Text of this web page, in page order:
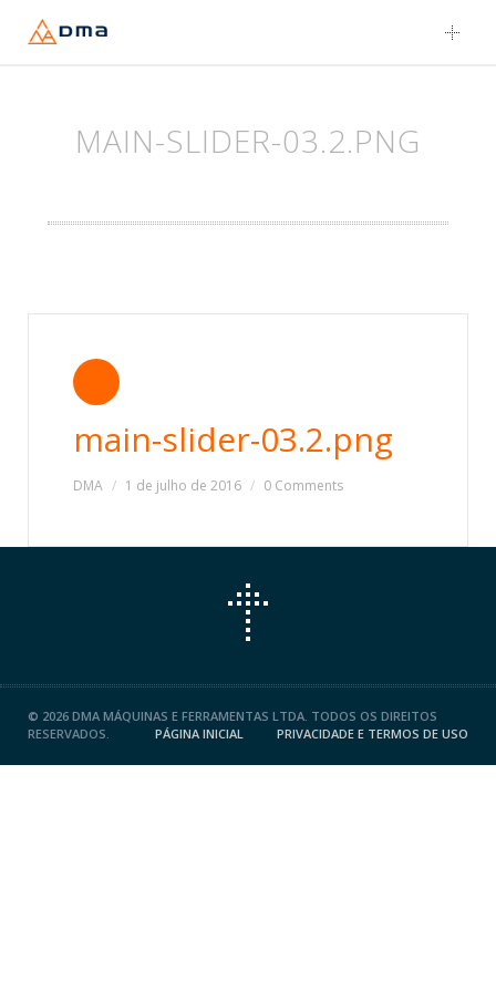
Skip
to
MAIN-SLIDER-03.2.PNG
main-slider-03.2.png
DMA 1 de julho de 2016 0 Comments
© 2026 DMA MÁQUINAS E FERRAMENTAS LTDA. TODOS OS DIREITOS
RESERVADOS.
PÁGINA INICIAL PRIVACIDADE E TERMOS DE USO